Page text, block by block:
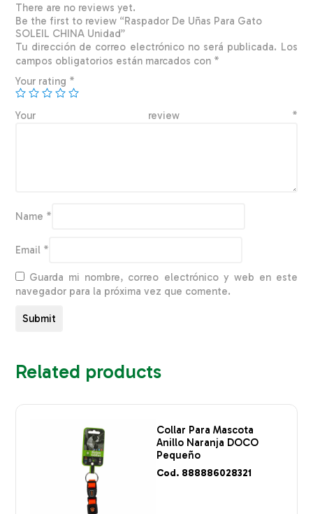
There are no reviews yet.
Be the first to review “Raspador De Uñas Para Gato
SOLEIL CHINA Unidad”
Tu dirección de correo electrónico no será publicada. Los
campos obligatorios están marcados con *
Your rating *
Your review *
Name *
Email *
Guarda mi nombre, correo electrónico y web en este
navegador para la próxima vez que comente.
Related products
Collar Para Mascota
Anillo Naranja DOCO
Pequeño
Cod. 888886028321